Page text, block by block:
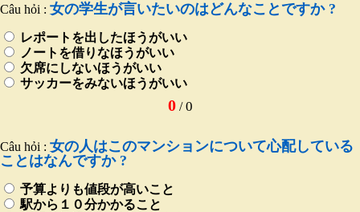
Câu hỏi : 女の学生が言いたいのはどんなことですか ?
レポートを出したほうがいい
ノートを借りなほうがいい
欠席にしないほうがいい
サッカーをみないほうがいい
0/0
Câu hỏi : 女の人はこのマンションについて心配している
ことはなんですか ?
予算よりも値段が高いこと
駅から１０分かかること